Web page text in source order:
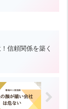
信頼関係を築く